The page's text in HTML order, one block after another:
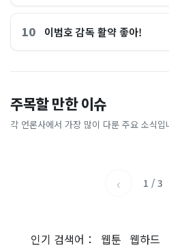
10 이범호 감독 활약 좋아!
주목할 만한 이슈
각 언론사에서 가장 많이 다룬 주요 소식입
홈플러스, 2000억원으로 '시
간'을 샀다
비즈워치
[날씨] 오늘 밤 또 내린다...내
륙 중심 최대 150mm
‹ 1 / 3
인기 검색어： 웹툰 웹하드